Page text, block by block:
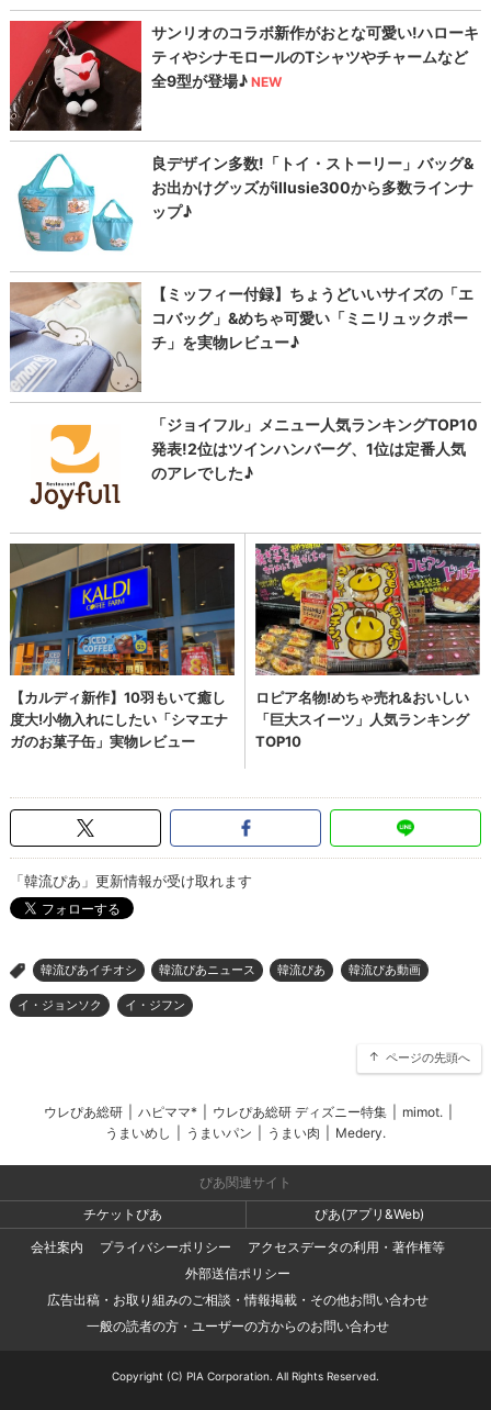
「韓流ぴあ」更新情報が受け取れます
> 韓流ぴあイチオシ 韓流ぴあニュース 韓流ぴあ 韓流ぴあ動画
イ・ジョンソク イ・ジフン
ページの先頭へ
ウレぴあ総研 ハピママ* ウレぴあ総研 ディズニー特集 mimot.
うまいめし
うまいパン うまい肉 Medery.
ぴあ関連サイト
チケットぴあ
ぴあ(アプリ&Web)
会社案内
プライバシーポリシー
アクセスデータの利用・著作権等
外部送信ポリシー
広告出稿・お取り組みのご相談・情報掲載・その他お問い合わせ
一般の読者の方・ユーザーの方からのお問い合わせ
Copyright (C) PIA Corporation. All Rights Reserved.